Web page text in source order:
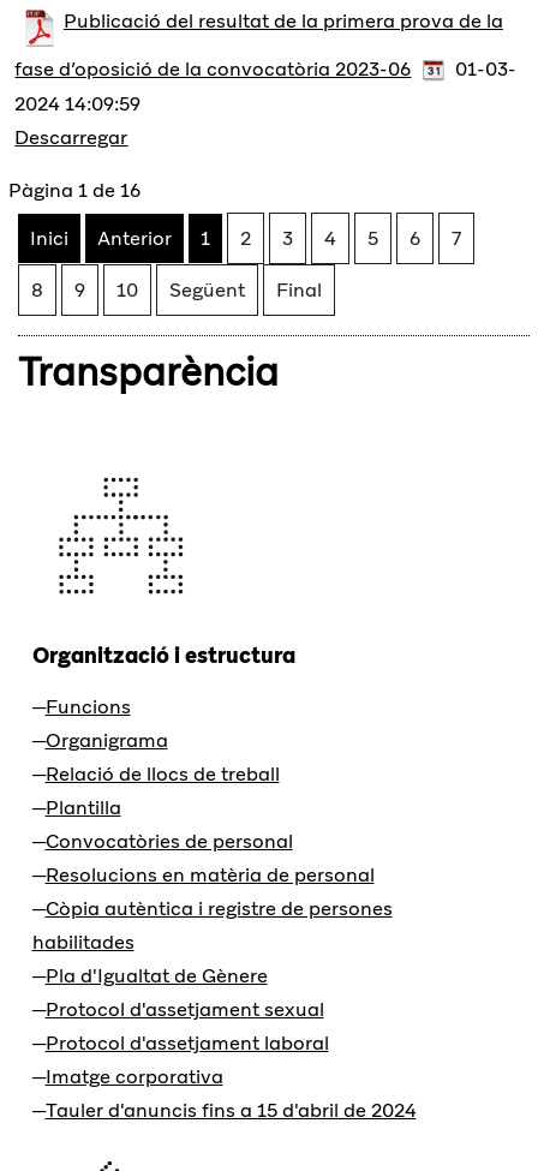
Publicació del resultat de la primera prova de la
fase d’oposició de la convocatòria 2023-06
01-03-
2024 14:09:59
Descarregar
Pàgina 1 de 16
Inici
Anterior 1 2 3 4 5 6 7
8 9 10 Següent Final
Transparència
Organització i estructura
Funcions
Organigrama
Relació de llocs de treball
Plantilla
Convocatòries de personal
Resolucions en matèria de personal
Còpia autèntica i registre de persones
habilitades
Pla d'Igualtat de Gènere
Protocol d'assetjament sexual
Protocol d'assetjament laboral
Imatge corporativa
Tauler d'anuncis fins a 15 d'abril de 2024